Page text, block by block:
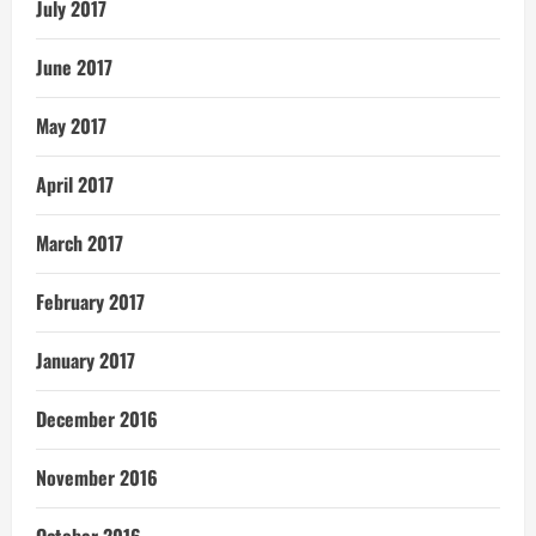
July 2017
June 2017
May 2017
April 2017
March 2017
February 2017
January 2017
December 2016
November 2016